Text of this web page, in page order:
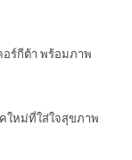
อร์กีต้า พร้อมภาพ
ใหม่ที่ใส่ใจสุขภาพ